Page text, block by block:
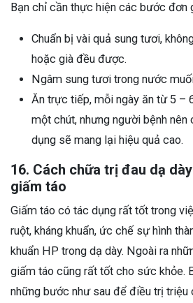
Bạn chỉ cần thực hiện các bước đơn
Chuẩn bị vài quả sung tươi,
hoặc già đều được.
Ngâm sung tươi trong nước
Ăn trực tiếp, mỗi ngày ăn từ 5 –
một chút, nhưng người bệnh
dụng sẽ mang lại hiệu quả cao.
16. Cách chữa trị đau dạ
giấm táo
Giấm táo có tác dụng rất tốt trong
ruột, kháng khuẩn, ức chế sự hình
khuẩn HP trong dạ dày. Ngoài ra
giấm táo cũng rất tốt cho sức khỏe.
những bước như sau để điều trị triệu